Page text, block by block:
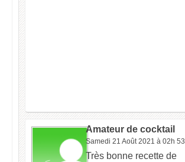
Amateur de cocktail
Samedi 21 Août 2021 à 02h 53
Très bonne recette de